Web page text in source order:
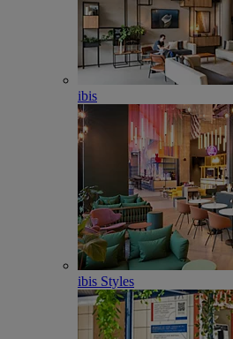
ibis
ibis Styles